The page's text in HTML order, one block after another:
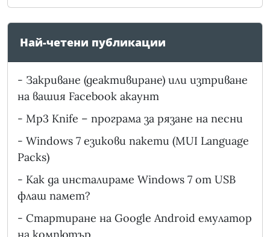
Най-четени публикации
- Закриване (деактивиране) или изтриване
на вашия Facebook акаунт
- Mp3 Knife – програма за рязане на песни
- Windows 7 езикови пакети (MUI Language
Packs)
- Как да инсталираме Windows 7 от USB
флаш памет?
- Стартиране на Google Android емулатор